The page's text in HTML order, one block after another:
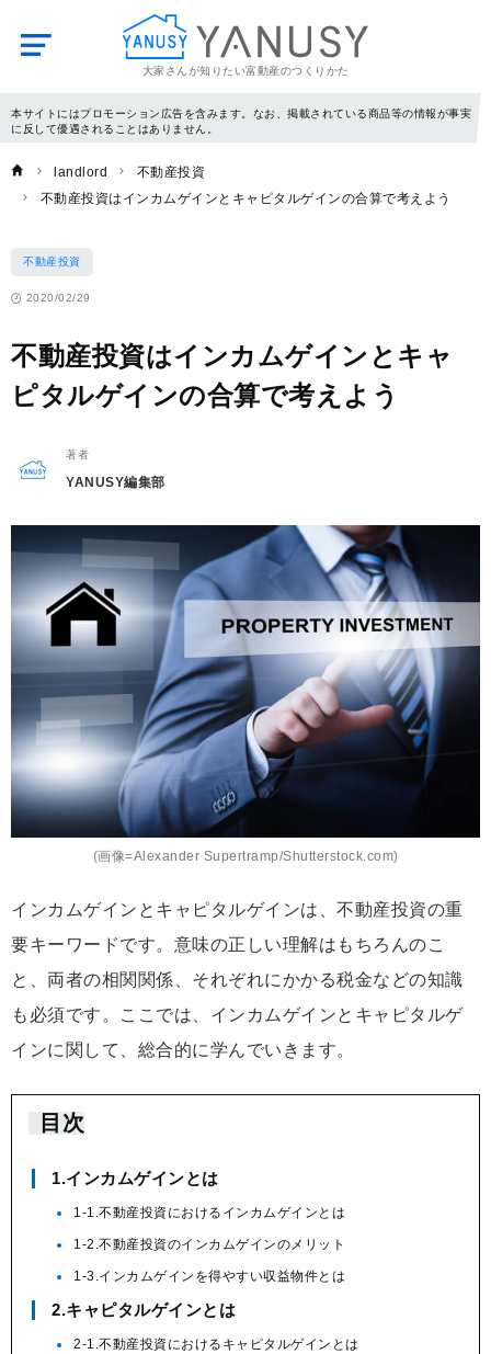
大家さんが知りたい富動産のつくりかた
YANUSY
本サイトにはプロモーション広告を含みます。なお、掲載されている商品等の情報が事実
に反して優遇されることはありません。
landlord
不動産投資
不動産投資はインカムゲインとキャピタルゲインの合算で考えよう
不動産投資
2020/02/29
不動産投資はインカムゲインとキャ
ピタルゲインの合算で考えよう
著者
YANUSY編集部
(画像=Alexander Supertramp/Shutterstock.com)
インカムゲインとキャピタルゲインは、不動産投資の重
要キーワードです。意味の正しい理解はもちろんのこ
と、両者の相関関係、それぞれにかかる税金などの知識
も必須です。ここでは、インカムゲインとキャピタルゲ
インに関して、総合的に学んでいきます。
目次
1.インカムゲインとは
1-1.不動産投資におけるインカムゲインとは
1-2.不動産投資のインカムゲインのメリット
1-3.インカムゲインを得やすい収益物件とは
2.キャピタルゲインとは
2-1.不動産投資におけるキャピタルゲインとは